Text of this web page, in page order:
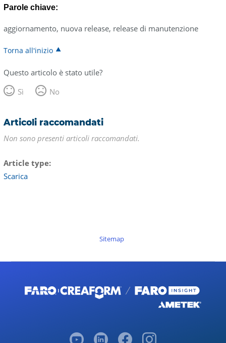
Parole chiave:
aggiornamento, nuova release, release di manutenzione
Torna all'inizio
Questo articolo è stato utile?
Sì
No
Articoli raccomandati
Non sono presenti articoli raccomandati.
Article type
Scarica
Sitemap